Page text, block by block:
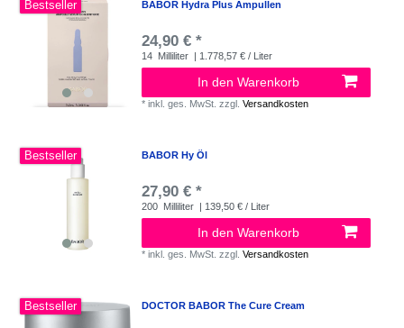
Bestseller BABOR Hydra Plus Ampullen
24,90 € *
14 Milliliter | 1.778,57 € / Liter
In den Warenkorb
*inkl. ges. MwSt. zzgl.Versandkosten
Bestseller BABOR Hy Öl
27,90 € *
200 Milliliter | 139,50 € / Liter
In den Warenkorb
*inkl. ges. MwSt. zzgl.Versandkosten
Bestseller DOCTOR BABOR The Cure Cream